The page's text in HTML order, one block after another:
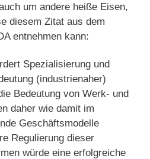
um andere heiße Eisen,
diesem Zitat aus dem
entnehmen kann:
Spezialisierung und
(industrienaher)
Bedeutung von Werk- und
daher wie damit im
Geschäftsmodelle
Regulierung dieser
würde eine erfolgreiche